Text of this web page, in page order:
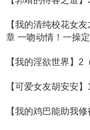
【我的清纯校花女
章 一吻动情！一操定
【我的淫欲世界】2
【可爱女友胡安安】
【我的鸡巴能助我